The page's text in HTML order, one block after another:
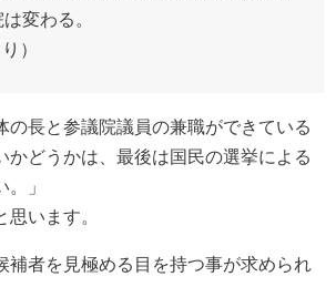
変わる。
）
の長と参議院議員の兼職ができている
かどうかは、最後は国民の選挙による
」
います。
補者を見極める目を持つ事が求められ